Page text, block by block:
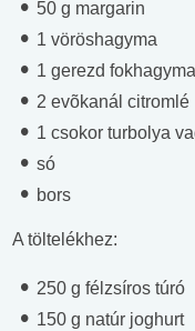
50 g margarin
1 vöröshagyma
1 gerezd fokhagyma
2 evõkanál citromlé
1 csokor turbolya
só
bors
A töltelékhez:
250 g félzsíros túró
150 g natúr joghurt